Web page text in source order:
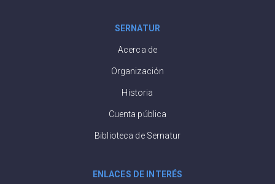
SERNATUR
Acerca de
Organización
Historia
Cuenta pública
Biblioteca de Sernatur
ENLACES DE INTERÉS